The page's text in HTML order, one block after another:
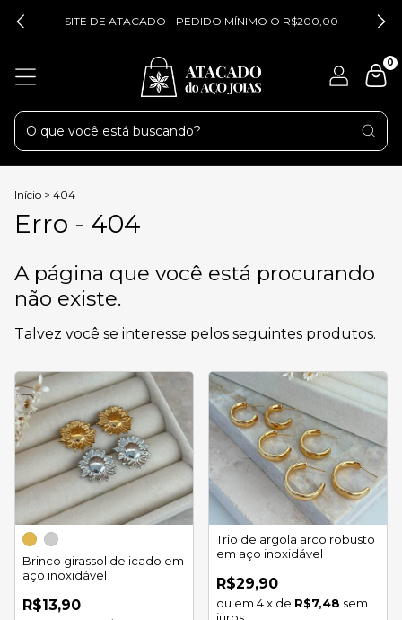
SITE DE ATACADO - PEDIDO MÍNIMO O R$200,00
0
Início > 404
Erro - 404
A página que você está procurando
não existe.
Talvez você se interesse pelos seguintes produtos.
Brinco girassol delicado em
aço inoxidável
R$13,90
Trio de argola arco robusto
em aço inoxidável
R$29,90
4x de R$7,48 sem